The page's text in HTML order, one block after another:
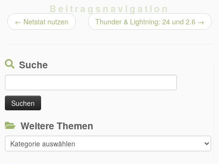
Beitragsnavigation
← Netstat nutzen Thunder & Lightning: 24 und 2.6 →
Suche
Suchen
nach:
Weitere Themen
Weitere
Themen